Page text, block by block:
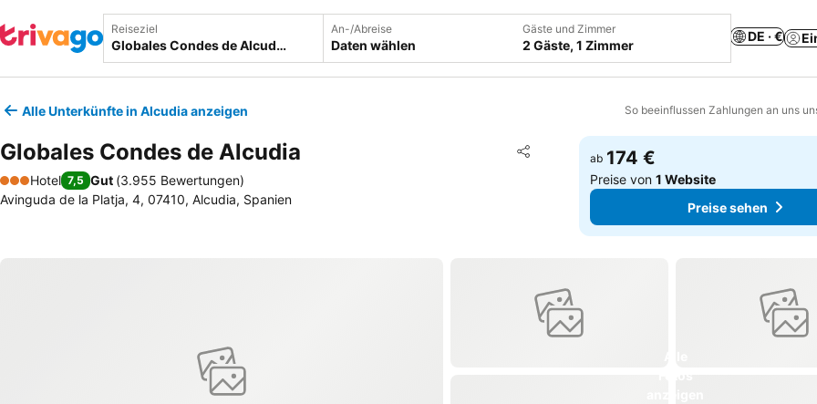
Reiseziel An-/Abreise
Daten wählen
Gäste und Zimmer
2 Gäste, 1 Zimmer
DE · €
Alle Unterkünfte in Alcudia anzeigen So beeinflussen Zahlungen an uns
Globales Condes de Alcudia Teilen
Zu Favoriten hinzufügen
3 Sterne
Hotel 7,5 Gut (3.955 Bewertungen)
Avinguda de la Platja, 4, 07410, Alcudia, Spanien
ab 174 €
Preise von1 Website
Preise sehen